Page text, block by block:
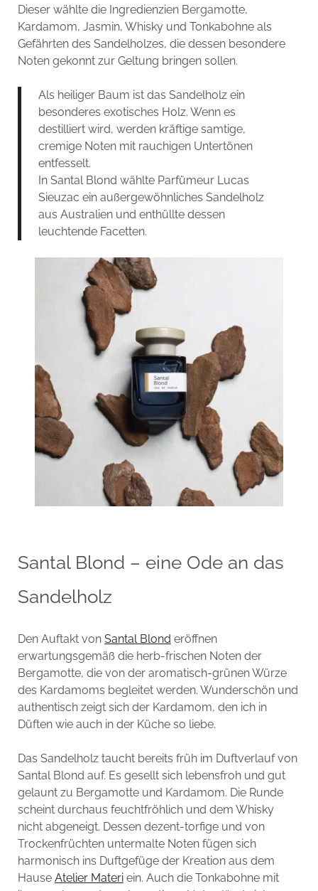
Dieser wählte die Ingredienzien Bergamotte,
Kardamom, Jasmin, Whisky und Tonkabohne als
Gefährten des Sandelholzes, die dessen besondere
Noten gekonnt zur Geltung bringen sollen.
Als heiliger Baum ist das Sandelholz ein
besonderes exotisches Holz. Wenn es
destilliert wird, werden kräftige samtige,
cremige Noten mit rauchigen Untertönen
entfesselt.
In Santal Blond wählte Parfümeur Lucas
Sieuzac ein außergewöhnliches Sandelholz
aus Australien und enthüllte dessen
leuchtende Facetten.
Santal Blond – eine Ode an das
Sandelholz
Den Auftakt von Santal Blond eröffnen
erwartungsgemäß die herb-frischen Noten der
Bergamotte, die von der aromatisch-grünen Würze
des Kardamoms begleitet werden. Wunderschön und
authentisch zeigt sich der Kardamom, den ich in
Düften wie auch in der Küche so liebe.
Das Sandelholz taucht bereits früh im Duftverlauf von
Santal Blond auf. Es gesellt sich lebensfroh und gut
gelaunt zu Bergamotte und Kardamom. Die Runde
scheint durchaus feuchtfröhlich und dem Whisky
nicht abgeneigt. Dessen dezent-torfige und von
Trockenfrüchten untermalte Noten fügen sich
harmonisch ins Duftgefüge der Kreation aus dem
Hause Atelier Materiein. Auch die Tonkabohne mit